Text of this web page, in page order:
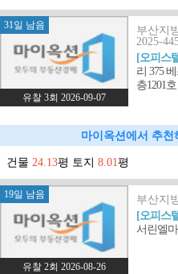
31일 남음
유찰 3회 2026-09-07
부산지
2025-
[오피스
리 375
층1201호
마이옥션에서 추
건물 24.13평 토지 8.01평
19일 남음
유찰 2회 2026-08-26
부산지
[오피스
서린엘